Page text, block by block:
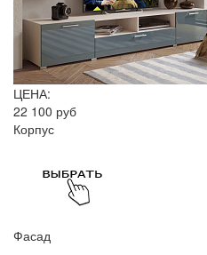
ЦЕНА:
22 100 руб
Корпус
Фасад